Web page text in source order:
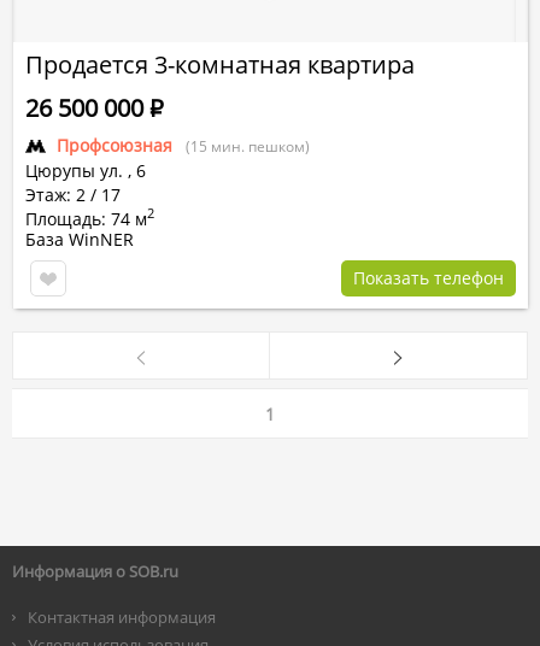
Продается 3-комнатная квартира
Профсоюзная (15 мин. пешком)
Цюрупы ул. , 6
Этаж: 2 / 17
Площадь: 74 м2
26 500 000Р
База WinNER
Показать телефон
1
Информация о SOB.ru
Контактная информация